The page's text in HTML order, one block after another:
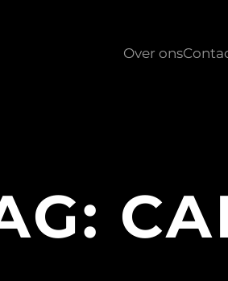
Over ons